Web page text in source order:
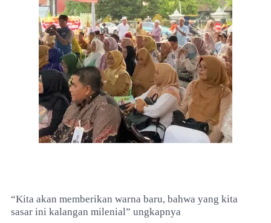
“Kita akan memberikan warna baru, bahwa yang kita
sasar ini kalangan milenial” ungkapnya